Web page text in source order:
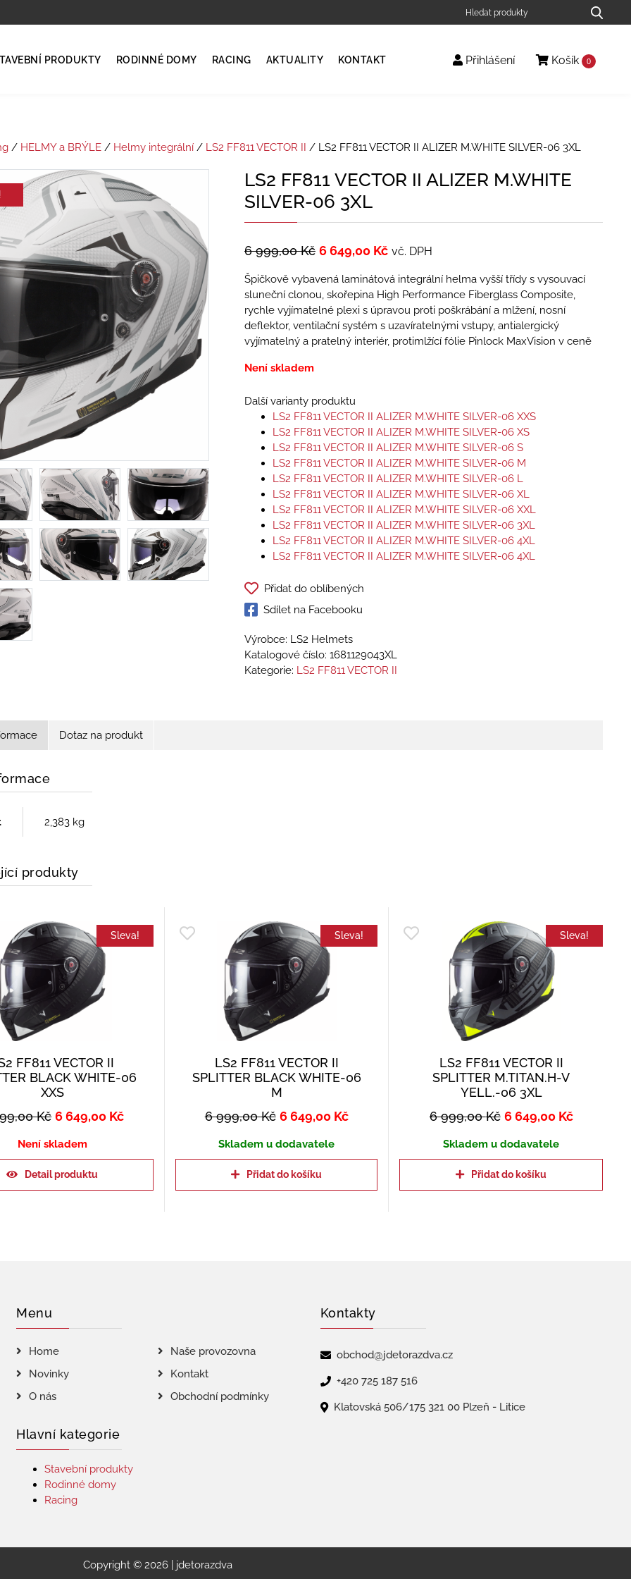
PRODUKTY RODINNÉ DOMY RACING AKTUALITY KONTAKT Přihlášení Košík 0
/ HELMY a BRÝLE/ Helmy integrální/ LS2 FF811 VECTOR II / LS2 FF811 VECTOR II ALIZER M.WHITE SILVER-06 3XL
LS2 FF811 VECTOR II ALIZER M.WHITE
SILVER-06 3XL
6 999,00Kč 6 649,00 Kč vč. DPH
Špičkově vybavená laminátová integrální helma vyšší třídy s vysouvací
sluneční clonou, skořepina High Performance Fiberglass Composite,
rychle vyjímatelné plexi s úpravou proti poškrábání a mlžení, nosní
deflektor, ventilační systém s uzavíratelnými vstupy, antialergický
vyjímatelný a pratelný interiér, protimlžící fólie Pinlock MaxVision v ceně
Není skladem
Další varianty produktu
LS2 FF811 VECTOR II ALIZER M.WHITE SILVER-06 XXS
LS2 FF811 VECTOR II ALIZER M.WHITE SILVER-06 XS
LS2 FF811 VECTOR II ALIZER M.WHITE SILVER-06 S
LS2 FF811 VECTOR II ALIZER M.WHITE SILVER-06 M
LS2 FF811 VECTOR II ALIZER M.WHITE SILVER-06 L
LS2 FF811 VECTOR II ALIZER M.WHITE SILVER-06 XL
LS2 FF811 VECTOR II ALIZER M.WHITE SILVER-06 XXL
LS2 FF811 VECTOR II ALIZER M.WHITE SILVER-06 3XL
LS2 FF811 VECTOR II ALIZER M.WHITE SILVER-06 4XL
LS2 FF811 VECTOR II ALIZER M.WHITE SILVER-06 4XL
Přidat do oblíbených
Sdílet na Facebooku
Výrobce: LS2 Helmets
Katalogové číslo: 1681129043XL
Kategorie: LS2 FF811 VECTOR II
Dotaz na produkt
2,383 kg
produkty
Sleva!
FF811 VECTOR II
BLACK WHITE-06
XXS
Kč 6 649,00 Kč
Není skladem
Detail produktu
Sleva!
LS2 FF811 VECTOR II
SPLITTER BLACK WHITE-06
M
6 999,00Kč 6 649,00 Kč
Skladem u dodavatele
Přidat do košíku
Sleva!
LS2 FF811 VECTOR II
SPLITTER M.TITAN.H-V
YELL.-06 3XL
6 999,00Kč 6 649,00 Kč
Skladem u dodavatele
Přidat do košíku
Menu
Home
Naše provozovna
Novinky
Kontakt
O nás
Obchodní podmínky
Hlavní kategorie
Stavební produkty
Rodinné domy
Racing
Kontakty
obchod@jdetorazdva.cz
+420 725 187 516
Klatovská 506/175 321 00 Plzeň - Litice
Copyright © 2026 | jdetorazdva